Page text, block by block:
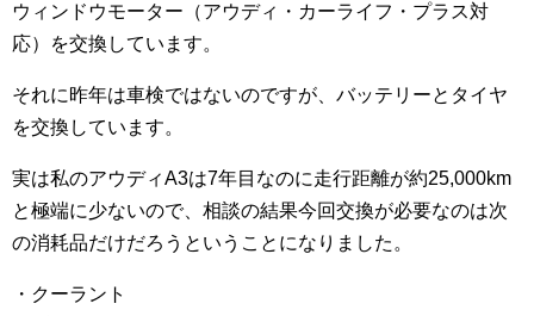
ウィンドウモーター（アウディ・カーライフ・プラス対
応）を交換しています。
それに昨年は車検ではないのですが、バッテリーとタイヤ
を交換しています。
実は私のアウディA3は7年目なのに走行距離が約25,000km
と極端に少ないので、相談の結果今回交換が必要なのは次
の消耗品だけだろうということになりました。
・クーラント